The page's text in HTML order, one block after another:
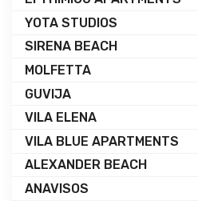
YOTA STUDIOS
SIRENA BEACH
MOLFETTA
GUVIJA
VILA ELENA
VILA BLUE APARTMENTS
ALEXANDER BEACH
ANAVISOS